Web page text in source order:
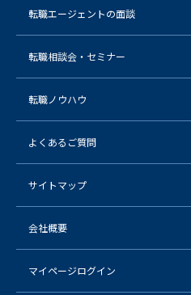
転職エージェントの面談
転職相談会・セミナー
転職ノウハウ
よくあるご質問
サイトマップ
会社概要
マイページログイン